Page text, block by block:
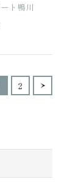
ト鴨川
2